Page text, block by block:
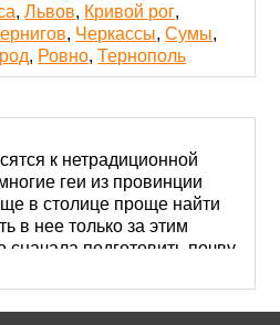
,Львов, Кривой рог,
, Черкассы,Сумы,
, Ровно,Тернополь
к нетрадиционной
геи из провинции
в столице проще найти
в нее только за этим
подготовить почву
в Киеве онлайн. А уже
новых друзей,
встретиться и погулять